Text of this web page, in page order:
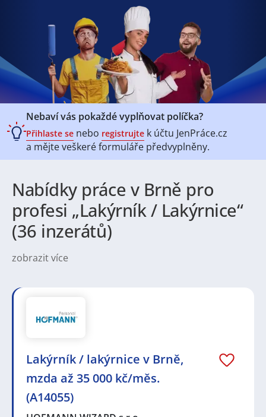
Nebaví vás pokaždé vyplňovat políčka?
Přihlaste se nebo registrujte k účtu JenPráce.cz
a mějte veškeréformuláře předvyplněny.
Nabídky práce v Brně pro
profesi „Lakýrník / Lakýrnice“
(36 inzerátů)
zobrazit více
centrum technologií, IT a zákaznických služeb, ale
strojírenství, logistice nebo zdravotnictví. Díky vysoké
odbornících i absolventech, kteří hledají své první
zaměstnání. Brno tak poskytuje pracovní příležitosti
jak pro zkušené profesionály, tak pro ty, kteří chtějí
Lakýrník / lakýrnice v Brně,
mzda až 35 000 kč/měs.
(A14055)